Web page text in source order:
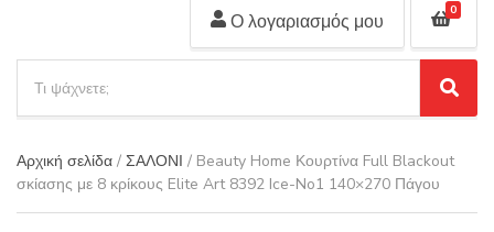
a
e
g
o
a
c
h
p
S
e
r
h
Ο λογαριασμός μου 0
Αρχική σελίδα / ΣΑΛΟΝΙ / Beauty Home Κουρτίνα Full Blackout
σκίασης με 8 κρίκους Elite Art 8392 Ice-No1 140×270 Πάγου